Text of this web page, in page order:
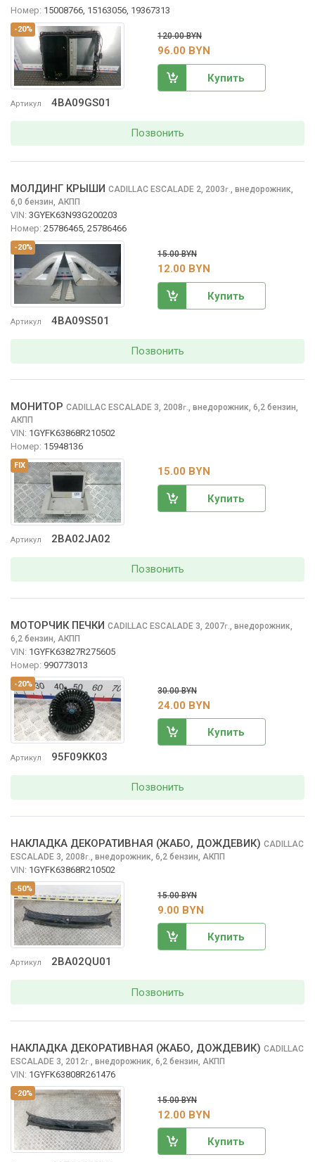
-20%
Артикул 4BA09GS01
Номер: 15008766, 15163056, 19367313
120.00 BYN
96.00 BYN
Купить
Позвонить
-20%
Артикул 4BA09S501
МОЛДИНГ КРЫШИ CADILLAC ESCALADE 2, 2003г., внедорожник,
6,0 бензин, АКПП
VIN: 3GYEK63N93G200203
Номер: 25786465, 25786466
15.00 BYN
12.00 BYN
Купить
Позвонить
FIX
Артикул 2BA02JA02
МОНИТОР CADILLAC ESCALADE 3, 2008г., внедорожник, 6,2 бензин,
АКПП
VIN: 1GYFK63868R210502
Номер: 15948136
15.00 BYN
Купить
Позвонить
-20%
Артикул 95F09KK03
МОТОРЧИК ПЕЧКИ CADILLAC ESCALADE 3, 2007г.
внедорожник,
6,2 бензин, АКПП
VIN: 1GYFK63827R275605
Номер: 990773013
30.00 BYN
24.00 BYN
Купить
Позвонить
-50%
Артикул 2BA02QU01
НАКЛАДКА ДЕКОРАТИВНАЯ (ЖАБО, ДОЖДЕВИК) CADILLAC
ESCALADE 3, 2008г. внедорожник, 6,2 бензин, АКПП
VIN: 1GYFK63868R210502
15.00 BYN
9.00 BYN
Купить
Позвонить
-20%
НАКЛАДКА ДЕКОРАТИВНАЯ (ЖАБО, ДОЖДЕВИК) CADILLAC
ESCALADE 3, 2012г. внедорожник, 6,2 бензин, АКПП
VIN: 1GYFK63808R261476
15.00 BYN
12.00 BYN
Купить